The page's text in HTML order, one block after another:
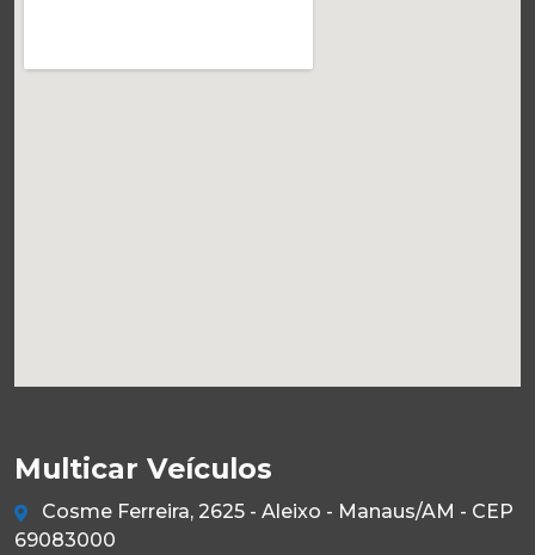
Multicar Veículos
Cosme Ferreira, 2625 - Aleixo - Manaus/AM - CEP
69083000